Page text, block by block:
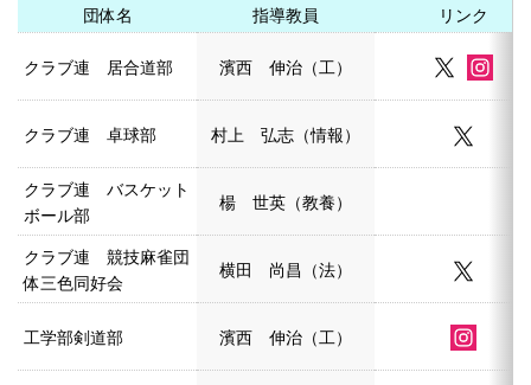
団体名 指導教員 リンク
クラブ連 居合道部 濱西 伸治（工）
クラブ連 卓球部 村上 弘志（情報）
クラブ連 バスケット
ボール部
楊 世英（教養）
クラブ連 競技麻雀団
体三色同好会
横田 尚昌（法）
工学部剣道部 濱西 伸治（工）